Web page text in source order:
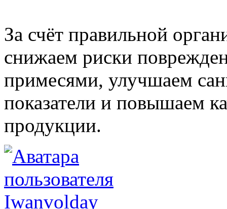
За счёт правильной
снижаем риски
примесями, улучшаем
показатели и повышаем
продукции.
Iwanvolday